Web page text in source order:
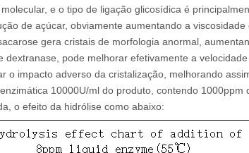
e o tipo de ligação glicosídica é
de açúcar, obviamente aumentando a
gera cristais de morfologia anormal,
pode melhorar efetivamente a
o impacto adverso da cristalização, melhorando
10000U/ml do produto, contendo
o efeito da hidrólise como abaixo: